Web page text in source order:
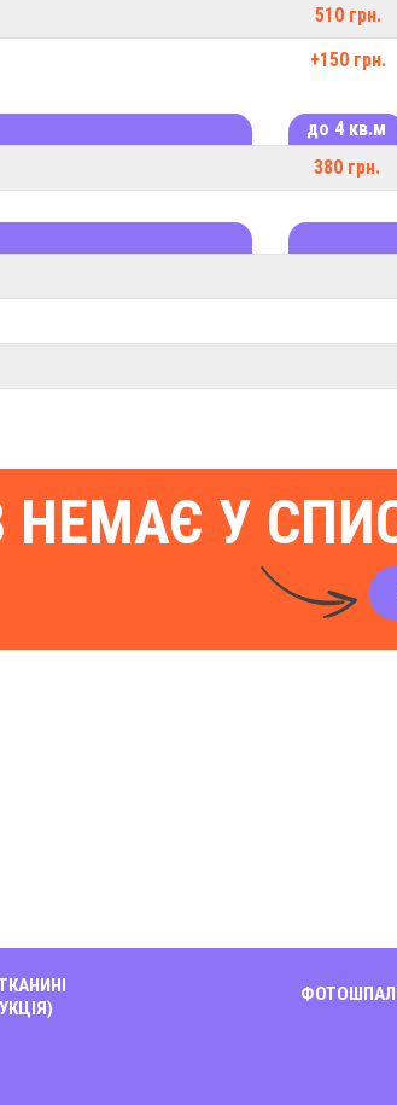
510 грн.
+150 грн.
до 4 кв.м
380 грн.
НЕМАЄ У